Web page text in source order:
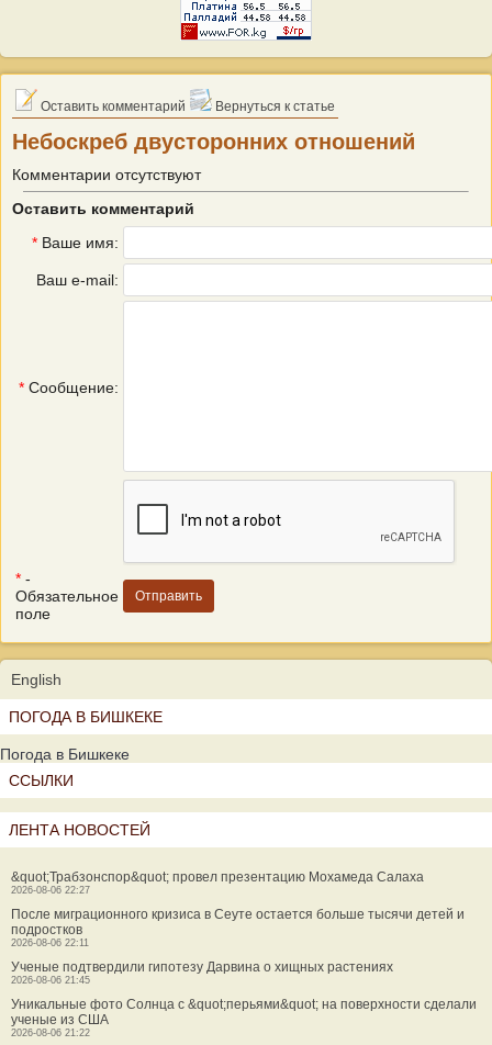
Оставить комментарий Вернуться к статье
Небоскреб двусторонних отношений
Комментарии отсутствуют
Оставить комментарий
* Ваше имя:
Ваш e-mail:
* Сообщение:
* -
Обязательное
поле
English
ПОГОДА В БИШКЕКЕ
Погода в Бишкеке
ССЫЛКИ
ЛЕНТА НОВОСТЕЙ
&quot;Трабзонспор&quot; провел презентацию Мохамеда Салаха
2026-08-06 22:27
После миграционного кризиса в Сеуте остается больше тысячи детей и
подростков
2026-08-06 22:11
Ученые подтвердили гипотезу Дарвина о хищных растениях
2026-08-06 21:45
Уникальные фото Солнца с &quot;перьями&quot; на поверхности сделали
ученые из США
2026-08-06 21:22